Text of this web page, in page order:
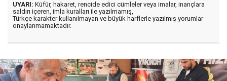
UYARI: Küfür, hakaret, rencide edici cümleler veya imalar, inançlara
saldırı içeren, imla kuralları ile yazılmamış,
Türkçe karakter kullanılmayan ve büyük harflerle yazılmış yorumlar
onaylanmamaktadır.